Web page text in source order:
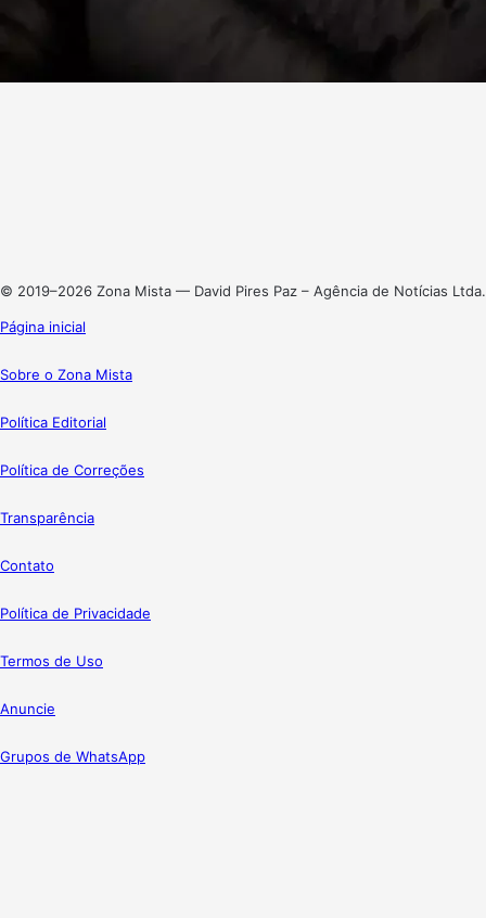
© 2019–2026 Zona Mista — David Pires Paz – Agência de Notícias Ltda.
Página inicial
Sobre o Zona Mista
Política Editorial
Política de Correções
Transparência
Contato
Política de Privacidade
Termos de Uso
Anuncie
Grupos de WhatsApp